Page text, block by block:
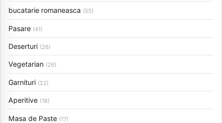
bucatarie romaneasca (55)
Pasare (41)
Deserturi (26)
Vegetarian (26)
Garnituri (22)
Aperitive (18)
Masa de Paste (17)